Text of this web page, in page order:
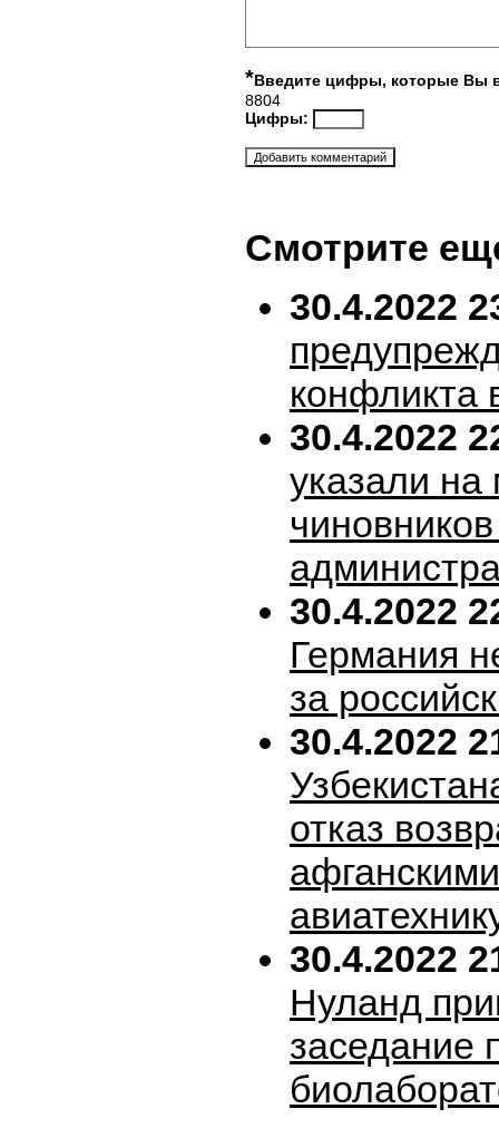
*Введите цифры, которые Вы
8804
Цифры:
Смотрите
30.4.2022
конфликта
30.4.2022
указали на
30.4.2022
Германия
за
30.4.2022
отказ
30.4.2022
Нуланд
заседание